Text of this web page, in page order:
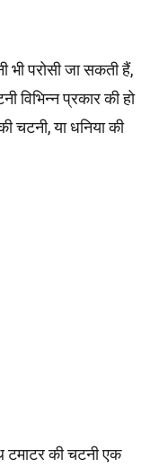
भी परोसी जा सकती हैं,
विभिन्न प्रकार की हो
चटनी, या धनिया की
की चटनी एक